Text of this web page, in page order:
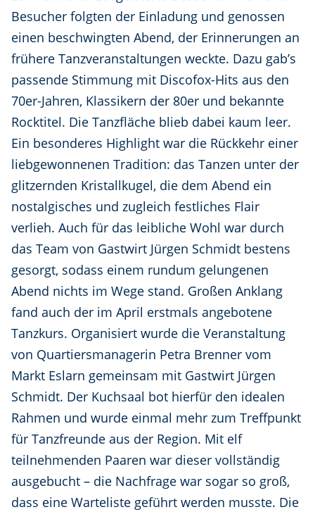
Besucher folgten der Einladung und genossen
einen beschwingten Abend, der Erinnerungen an
frühere Tanzveranstaltungen weckte. Dazu gab’s
passende Stimmung mit Discofox-Hits aus den
70er-Jahren, Klassikern der 80er und bekannte
Rocktitel. Die Tanzfläche blieb dabei kaum leer.
Ein besonderes Highlight war die Rückkehr einer
liebgewonnenen Tradition: das Tanzen unter der
glitzernden Kristallkugel, die dem Abend ein
nostalgisches und zugleich festliches Flair
verlieh. Auch für das leibliche Wohl war durch
das Team von Gastwirt Jürgen Schmidt bestens
gesorgt, sodass einem rundum gelungenen
Abend nichts im Wege stand. Großen Anklang
fand auch der im April erstmals angebotene
Tanzkurs. Organisiert wurde die Veranstaltung
von Quartiersmanagerin Petra Brenner vom
Markt Eslarn gemeinsam mit Gastwirt Jürgen
Schmidt. Der Kuchsaal bot hierfür den idealen
Rahmen und wurde einmal mehr zum Treffpunkt
für Tanzfreunde aus der Region. Mit elf
teilnehmenden Paaren war dieser vollständig
ausgebucht – die Nachfrage war sogar so groß,
dass eine Warteliste geführt werden musste. Die